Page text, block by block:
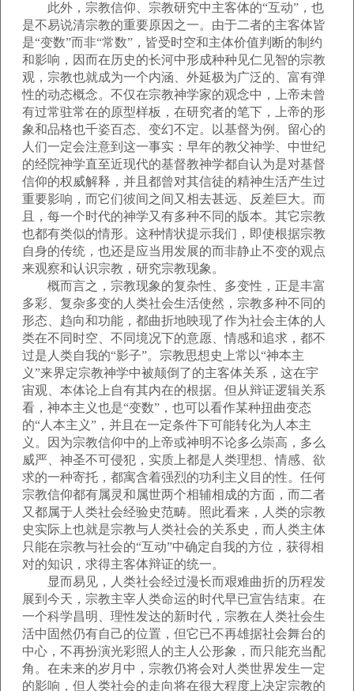
此外，宗教信仰、宗教研究中主客体的“互动”，也
是不易说清宗教的重要原因之一。由于二者的主客体皆
是“变数”而非“常数”，皆受时空和主体价值判断的制约
和影响，因而在历史的长河中形成种种见仁见智的宗教
观，宗教也就成为一个内涵、外延极为广泛的、富有弹
性的动态概念。不仅在宗教神学家的观念中，上帝未曾
有过常驻常在的原型样板，在研究者的笔下，上帝的形
象和品格也千姿百态、变幻不定。以基督为例。留心的
人们一定会注意到这一事实：早年的教父神学、中世纪
的经院神学直至近现代的基督教神学都自认为是对基督
信仰的权威解释，并且都曾对其信徒的精神生活产生过
重要影响，而它们彼间之间又相去甚远、反差巨大。而
且，每一个时代的神学又有多种不同的版本。其它宗教
也都有类似的情形。这种情状提示我们，即使根据宗教
自身的传统，也还是应当用发展的而非静止不变的观点
来观察和认识宗教，研究宗教现象。
概而言之，宗教现象的复杂性、多变性，正是丰富
多彩、复杂多变的人类社会生活使然，宗教多种不同的
形态、趋向和功能，都曲折地映现了作为社会主体的人
类在不同时空、不同境况下的意愿、情感和追求，都不
过是人类自我的“影子”。宗教思想史上常以“神本主
义”来界定宗教神学中被颠倒了的主客体关系，这在宇
宙观、本体论上自有其内在的根据。但从辩证逻辑关系
看，神本主义也是“变数”，也可以看作某种扭曲变态
的“人本主义”，并且在一定条件下可能转化为人本主
义。因为宗教信仰中的上帝或神明不论多么崇高，多么
威严、神圣不可侵犯，实质上都是人类理想、情感、欲
求的一种寄托，都寓含着强烈的功利主义目的性。任何
宗教信仰都有属灵和属世两个相辅相成的方面，而二者
又都属于人类社会经验史范畴。照此看来，人类的宗教
史实际上也就是宗教与人类社会的关系史，而人类主体
只能在宗教与社会的“互动”中确定自我的方位，获得相
对的知识，求得主客体辩证的统一。
显而易见，人类社会经过漫长而艰难曲折的历程发
展到今天，宗教主宰人类命运的时代早已宣告结束。在
一个科学昌明、理性发达的新时代，宗教在人类社会生
活中固然仍有自己的位置，但它已不再雄据社会舞台的
中心，不再扮演光彩照人的主人公形象，而只能充当配
角。在未来的岁月中，宗教仍将会对人类世界发生一定
的影响，但人类社会的走向将在很大程度上决定宗教的